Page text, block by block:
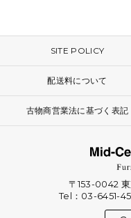
SITE POLICY
配送料について
古物商営業法に基づく表記
〒153-0042
Tel：03-6451-